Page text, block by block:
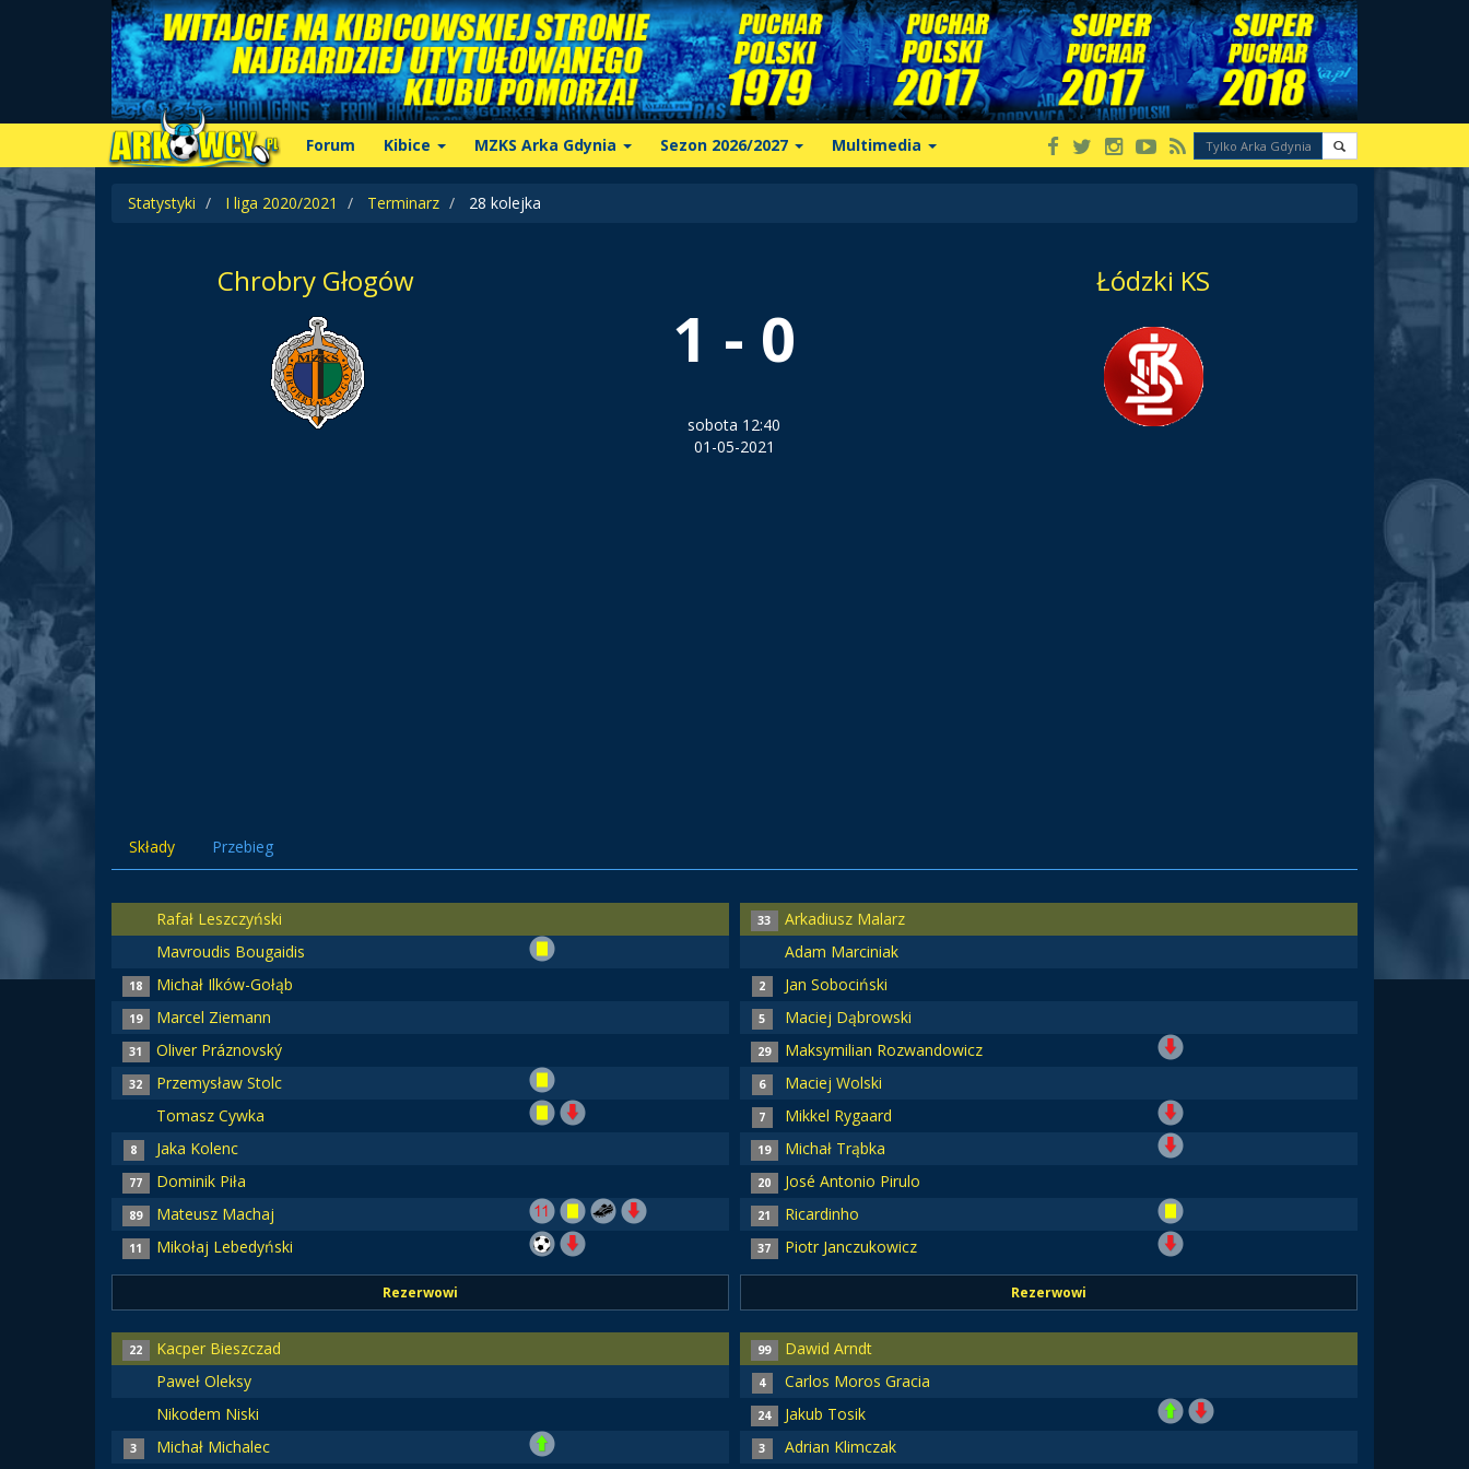
Forum Kibice MZKS Arka Gdynia Sezon 2026/2027 Multimedia
Statystyki I liga 2020/2021 Terminarz 28 kolejka
Chrobry Głogów
1 - 0
sobota 12:40
01-05-2021
Łódzki KS
Składy Przebieg
Rafał Leszczyński
Mavroudis Bougaidis
18 Michał Ilków-Gołąb
19 Marcel Ziemann
31 Oliver Práznovský
32
Przemysław Stolc
Tomasz Cywka
8 Jaka Kolenc
77 Dominik Piła
89 Mateusz Machaj
11 Mikołaj Lebedyński
Rezerwowi
22
Kacper Bieszczad
Paweł Oleksy
Nikodem Niski
3 Michał Michalec
33
Arkadiusz Malarz
Adam Marciniak
2 Jan Sobociński
5 Maciej Dąbrowski
29 Maksymilian Rozwandowicz
6 Maciej Wolski
7 Mikkel Rygaard
19 Michał Trąbka
20 José Antonio Pirulo
21 Ricardinho
37 Piotr Janczukowicz
Rezerwowi
99 Dawid Arndt
4 Carlos Moros Gracia
24 Jakub Tosik
3 Adrian Klimczak